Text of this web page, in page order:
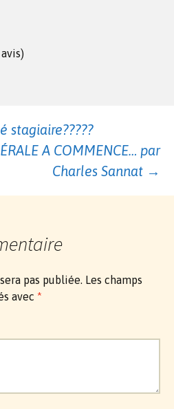
stagiaire?????
A COMMENCE… par
Charles Sannat →
pas publiée. Les champs
avec *